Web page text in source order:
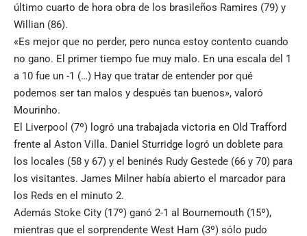
último cuarto de hora obra de los brasileños Ramires (79) y
Willian (86).
«Es mejor que no perder, pero nunca estoy contento cuando
no gano. El primer tiempo fue muy malo. En una escala del 1
a 10 fue un -1 (…) Hay que tratar de entender por qué
podemos ser tan malos y después tan buenos», valoró
Mourinho.
El Liverpool (7º) logró una trabajada victoria en Old Trafford
frente al Aston Villa. Daniel Sturridge logró un doblete para
los locales (58 y 67) y el beninés Rudy Gestede (66 y 70) para
los visitantes. James Milner había abierto el marcador para
los Reds en el minuto 2.
Además Stoke City (17º) ganó 2-1 al Bournemouth (15º),
mientras que el sorprendente West Ham (3º) sólo pudo